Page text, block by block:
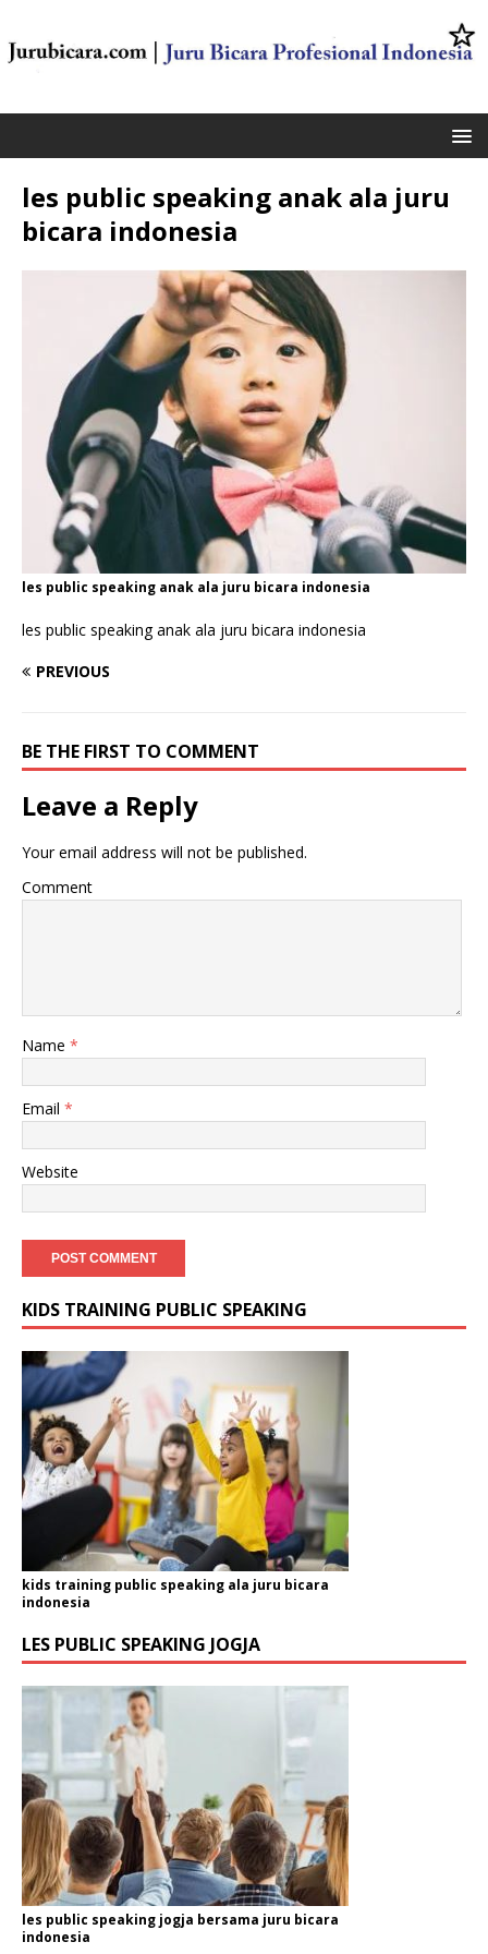
les public speaking anak ala juru
bicara indonesia
les public speaking anak ala juru bicara indonesia
les public speaking anak ala juru bicara indonesia
PREVIOUS
BE THE FIRST TO COMMENT
Leave a Reply
Your email address will not be published.
Comment
Name *
Email *
Website
KIDS TRAINING PUBLIC SPEAKING
kids training public speaking ala juru bicara
indonesia
LES PUBLIC SPEAKING JOGJA
les public speaking jogja bersama juru bicara
indonesia